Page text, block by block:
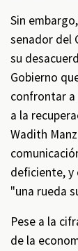
Sin
senador del
su
Gobierno
confrontar a
a la
Wadith
deficiente, y
"una rueda
Pese a la
de la